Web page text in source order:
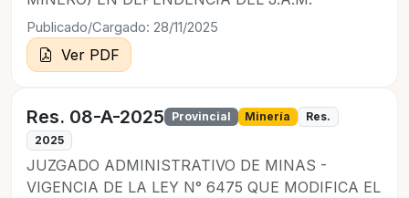
Publicado/Cargado: 28/11/2025
Ver PDF
Res. 08-A-2025 Provincial Minería
Res.
2025
JUZGADO ADMINISTRATIVO DE MINAS -
VIGENCIA DE LA LEY N° 6475 QUE MODIFICA EL